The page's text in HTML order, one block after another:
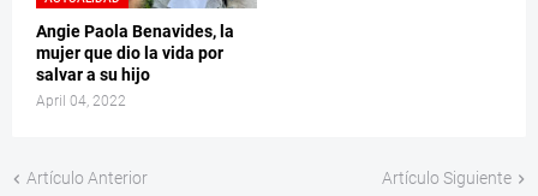
Angie Paola Benavides, la
mujer que dio la vida por
salvar a su hijo
April 04, 2022
Artículo Anterior Artículo Siguiente